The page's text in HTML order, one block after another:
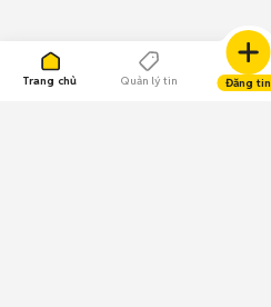
Trang chủ Quản lý tin Đăng tin